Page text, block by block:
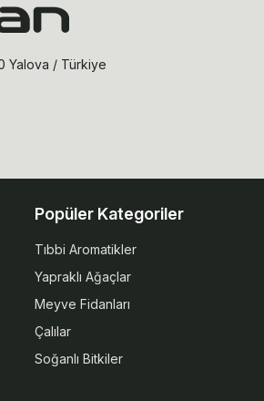
Yalova / Türkiye
Popüler Kategoriler
Tıbbi Aromatikler
Yapraklı Ağaçlar
Meyve Fidanları
Çalılar
Soğanlı Bitkiler